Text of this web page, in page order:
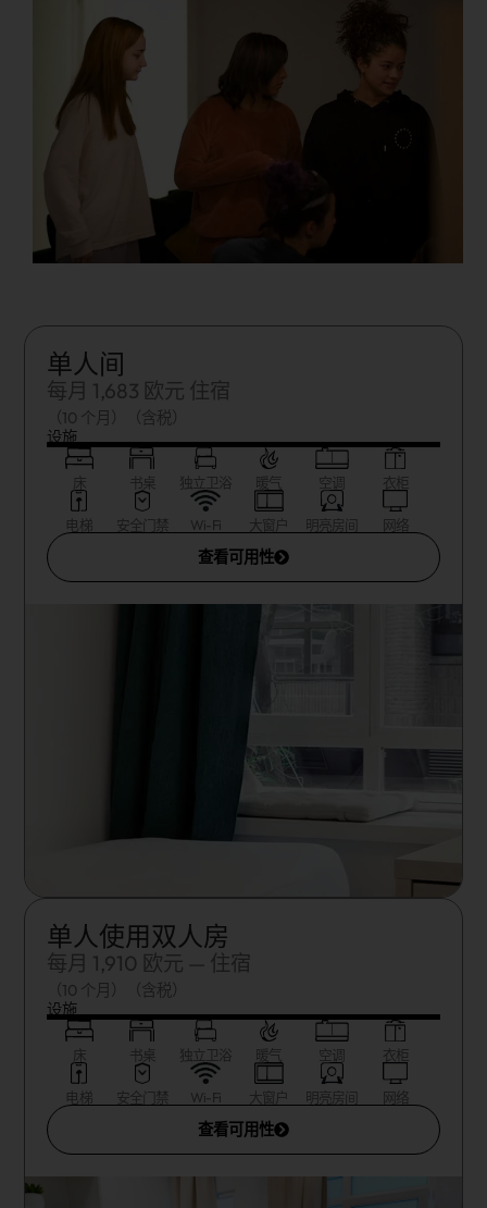
单人间
每月 1,683 欧元 住宿
（10 个月）（含税）
设施
床 书桌 独立卫浴 暖气 空调 衣柜
电梯 安全门禁 Wi-Fi 大窗户 明亮房间 网络
查看可用性
单人使用双人房
每月 1,910 欧元 — 住宿
（10 个月）（含税）
设施
床 书桌 独立卫浴 暖气 空调 衣柜
电梯 安全门禁 Wi-Fi 大窗户 明亮房间 网络
查看可用性